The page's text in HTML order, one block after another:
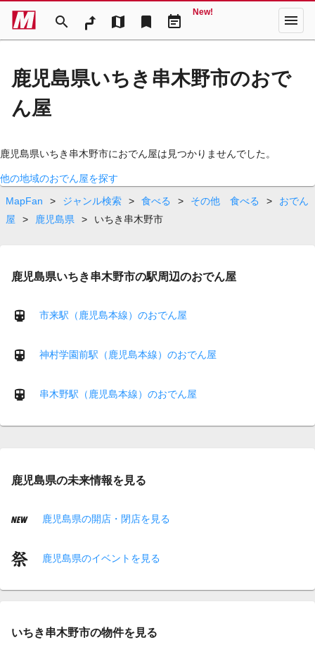
search map bookmark event_note
New! menu
鹿児島県いちき串木野市のおで
ん屋
鹿児島県いちき串木野市におでん屋は見つかりませんでした。
他の地域のおでん屋を探す
MapFan
> ジャンル検索 > 食べる > その他 食べる >
おでん
屋
> 鹿児島県 > いちき串木野市
鹿児島県いちき串木野市の駅周辺のおでん屋
市来駅（鹿児島本線）のおでん屋
神村学園前駅（鹿児島本線）のおでん屋
串木野駅（鹿児島本線）のおでん屋
鹿児島県の未来情報を見る
鹿児島県の開店・閉店を見る
鹿児島県のイベントを見る
いちき串木野市の物件を見る